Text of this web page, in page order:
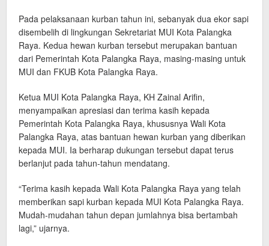
Pada pelaksanaan kurban tahun ini, sebanyak dua ekor sapi
disembelih di lingkungan Sekretariat MUI Kota Palangka
Raya. Kedua hewan kurban tersebut merupakan bantuan
dari Pemerintah Kota Palangka Raya, masing-masing untuk
MUI dan FKUB Kota Palangka Raya.
Ketua MUI Kota Palangka Raya, KH Zainal Arifin,
menyampaikan apresiasi dan terima kasih kepada
Pemerintah Kota Palangka Raya, khususnya Wali Kota
Palangka Raya, atas bantuan hewan kurban yang diberikan
kepada MUI. Ia berharap dukungan tersebut dapat terus
berlanjut pada tahun-tahun mendatang.
“Terima kasih kepada Wali Kota Palangka Raya yang telah
memberikan sapi kurban kepada MUI Kota Palangka Raya.
Mudah-mudahan tahun depan jumlahnya bisa bertambah
lagi,” ujarnya.